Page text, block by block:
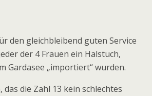
den gleichbleibend guten Service
der 4 Frauen ein Halstuch,
Gardasee „importiert“ wurden.
die Zahl 13 kein schlechtes